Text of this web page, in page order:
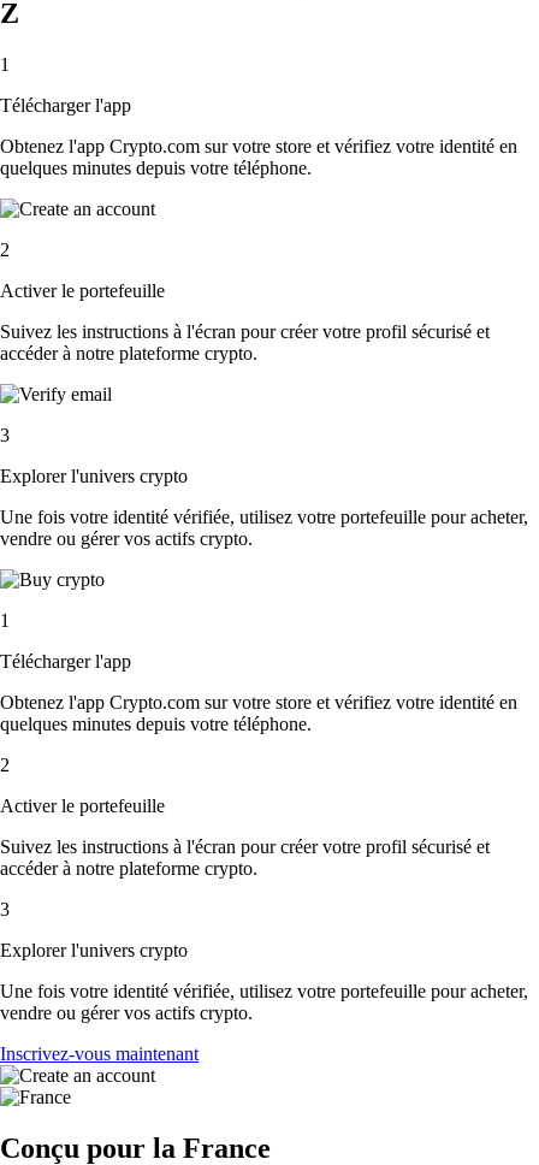
Z
1
Télécharger l'app
Obtenez l'app Crypto.com sur votre store et vérifiez votre identité en
quelques minutes depuis votre téléphone.
2
Activer le portefeuille
Suivez les instructions à l'écran pour créer votre profil sécurisé et
accéder à notre plateforme crypto.
3
Explorer l'univers crypto
Une fois votre identité vérifiée, utilisez votre portefeuille pour acheter,
vendre ou gérer vos actifs crypto.
1
Télécharger l'app
Obtenez l'app Crypto.com sur votre store et vérifiez votre identité en
quelques minutes depuis votre téléphone.
2
Activer le portefeuille
Suivez les instructions à l'écran pour créer votre profil sécurisé et
accéder à notre plateforme crypto.
3
Explorer l'univers crypto
Une fois votre identité vérifiée, utilisez votre portefeuille pour acheter,
vendre ou gérer vos actifs crypto.
Inscrivez-vous maintenant
Conçu pour la France